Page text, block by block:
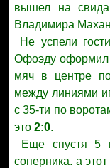
вышел на
Владимира
Не успели
Офоэду оформил
мяч в центре
между линиями
с 35-ти по
это 2:0.
Еще спустя 5
соперника. а